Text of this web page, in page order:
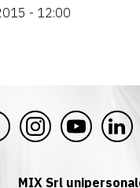
- 12:00
MIX Srl